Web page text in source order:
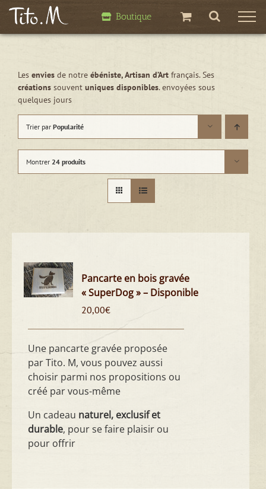
Passer
Boutique
Les envies de notre ébéniste, Artisan d’Art français. Ses
créations souvent uniques disponibles. envoyées sous
quelques jours
Trier par Popularité
Montrer 24 produits
Pancarte en bois gravée
« SuperDog » – Disponible
20,00€
Une pancarte gravée proposée
par Tito. M, vous pouvez aussi
choisir parmi nos propositions ou
créé par vous-même
Un cadeau naturel, exclusif et
durable, pour se faire plaisir ou
pour offrir